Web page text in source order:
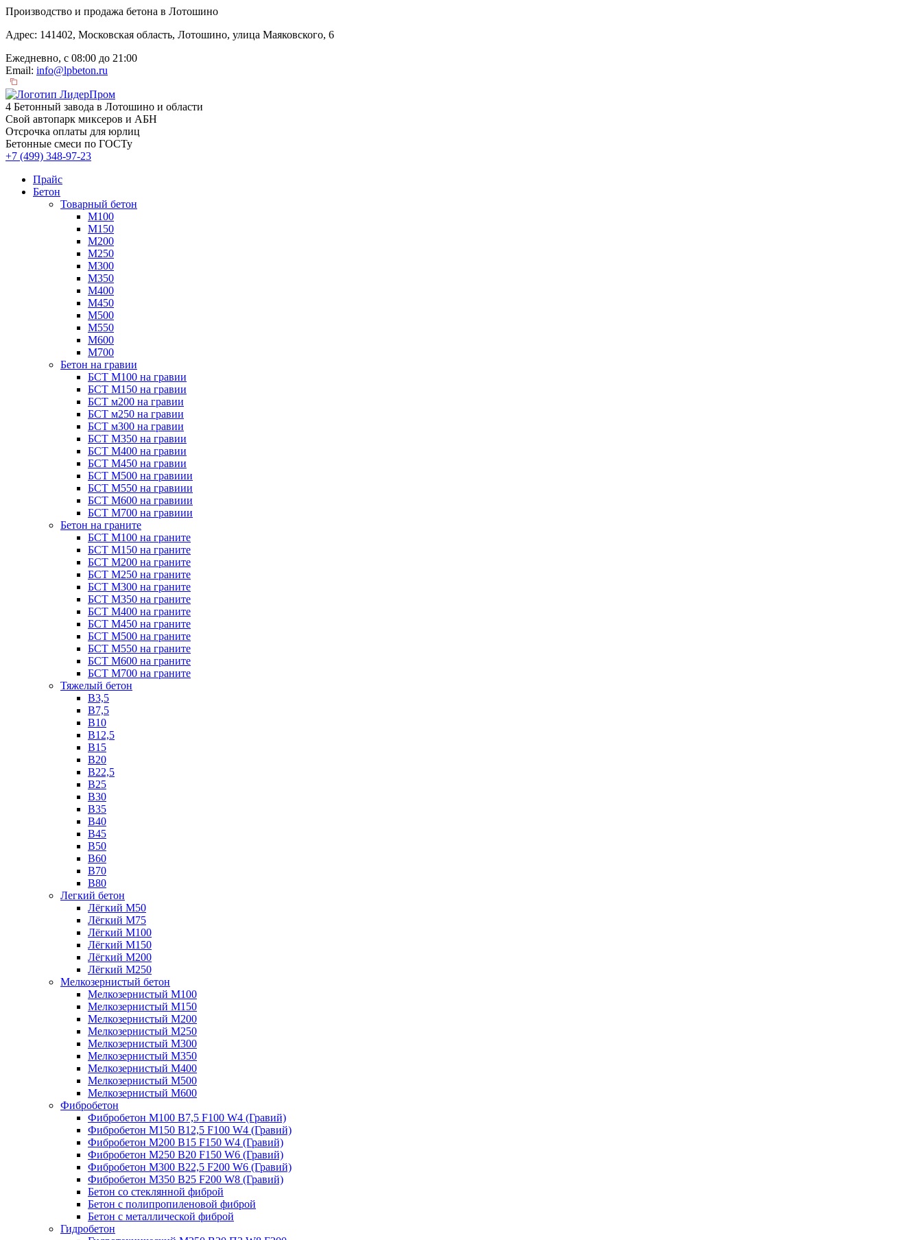
Производство и продажа бетона в Лотошино
Адрес: 141402, Московская область, Лотошино, улица Маяковского, 6
Ежедневно, с 08:00 до 21:00
Email: info@lpbeton.ru
4 Бетонный завода в Лотошино и области
Свой автопарк миксеров и АБН
Отсрочка оплаты для юрлиц
Бетонные смеси по ГОСТу
+7 (499) 348-97-23
Прайс
Бетон
Товарный бетон
М100
М150
М200
М250
М300
М350
М400
М450
М500
М550
М600
М700
Бетон на гравии
БСТ М100 на гравии
БСТ М150 на гравии
БСТ м200 на гравии
БСТ м250 на гравии
БСТ м300 на гравии
БСТ М350 на гравии
БСТ М400 на гравии
БСТ М450 на гравии
БСТ М500 на гравиии
БСТ М550 на гравиии
БСТ М600 на гравиии
БСТ М700 на гравиии
Бетон на граните
БСТ М100 на граните
БСТ М150 на граните
БСТ М200 на граните
БСТ М250 на граните
БСТ М300 на граните
БСТ М350 на граните
БСТ М400 на граните
БСТ М450 на граните
БСТ М500 на граните
БСТ М550 на граните
БСТ М600 на граните
БСТ М700 на граните
Тяжелый бетон
В3,5
B7,5
В10
В12,5
B15
B20
В22,5
В25
B30
В35
B40
В45
B50
B60
B70
B80
Легкий бетон
Лёгкий М50
Лёгкий М75
Лёгкий М100
Лёгкий М150
Лёгкий М200
Лёгкий М250
Мелкозернистый бетон
Мелкозернистый М100
Мелкозернистый М150
Мелкозернистый М200
Мелкозернистый М250
Мелкозернистый М300
Мелкозернистый М350
Мелкозернистый М400
Мелкозернистый М500
Мелкозернистый М600
Фибробетон
Фибробетон М100 B7,5 F100 W4 (Гравий)
Фибробетон М150 B12,5 F100 W4 (Гравий)
Фибробетон М200 B15 F150 W4 (Гравий)
Фибробетон М250 B20 F150 W6 (Гравий)
Фибробетон М300 B22,5 F200 W6 (Гравий)
Фибробетон М350 B25 F200 W8 (Гравий)
Бетон со стеклянной фиброй
Бетон с полипропиленовой фиброй
Бетон с металлической фиброй
Гидробетон